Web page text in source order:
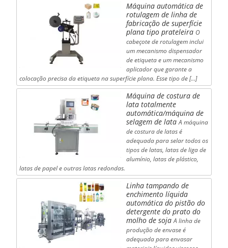
Máquina automática de
rotulagem de linha de
fabricação de superfície
plana tipo prateleira O
cabeçote de rotulagem inclui
um mecanismo dispensador
de etiqueta e um mecanismo
aplicador que garante a
colocação precisa da etiqueta na superfície plana. Esse tipo de […]
Máquina de costura de
lata totalmente
automática/máquina de
selagem de lata A máquina
de costura de latas é
adequada para selar todos os
tipos de latas, latas de liga de
alumínio, latas de plástico,
latas de papel e outras latas redondas.
Linha tampando de
enchimento líquida
automática do pistão do
detergente do prato do
molho de soja A linha de
produção de envase é
adequada para envasar